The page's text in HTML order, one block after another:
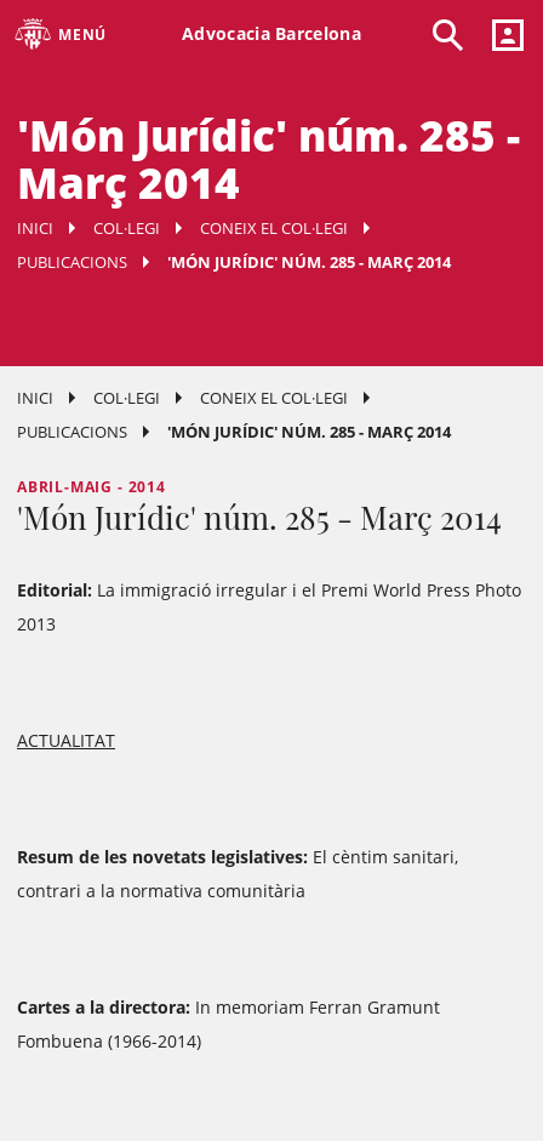
MENÚ Advocacia Barcelona
'Món Jurídic' núm. 285 -
Març 2014
INICI COL·LEGI
CONEIX EL COL·LEGI
PUBLICACIONS
'MÓN JURÍDIC' NÚM. 285 - MARÇ 2014
INICI COL·LEGI
CONEIX EL COL·LEGI
PUBLICACIONS
'MÓN JURÍDIC' NÚM. 285 - MARÇ 2014
ABRIL-MAIG - 2014
'Món Jurídic' núm. 285 - Març 2014
Editorial: La immigració irregular i el Premi World Press Photo
2013
ACTUALITAT
Resum de les novetats legislatives: El cèntim sanitari,
contrari a la normativa comunitària
Cartes a la directora: In memoriam Ferran Gramunt
Fombuena (1966-2014)